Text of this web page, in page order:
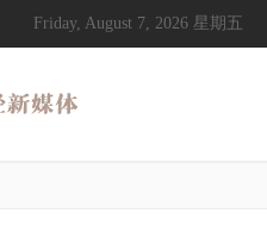
Friday, August 7, 2026 星期五